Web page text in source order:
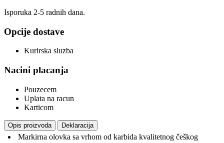
Isporuka 2-5 radnih dana.
Opcije dostave
Kurirska sluzba
Nacini placanja
Pouzecem
Uplata na racun
Karticom
Opis proizvoda Deklaracija
Markirna olovka sa vrhom od karbida kvalitetnog češkog